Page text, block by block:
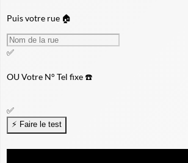
Puis votre rue 🏠
✅
OUVotre N° Tel fixe ☎️
✅